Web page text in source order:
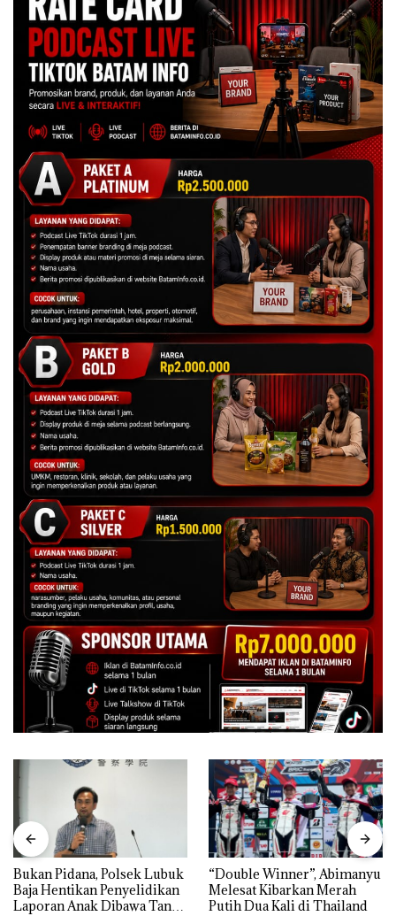
Bukan Pidana, Polsek Lubuk
Baja Hentikan Penyelidikan
Laporan Anak Dibawa Tanpa
“Double Winner”, Abimanyu
Melesat Kibarkan Merah
Putih Dua Kali di Thailand